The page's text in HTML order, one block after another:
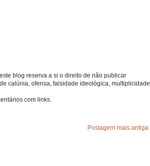
blog reserva a si o direito de não publicar
calúnia, ofensa, falsidade ideológica, multiplicidade
com links.
Postagem mais antiga